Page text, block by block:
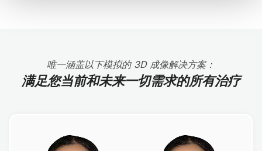
唯一涵盖以下模拟的 3D 成像解决方案：
满足您当前和未来一切需求的所有治疗